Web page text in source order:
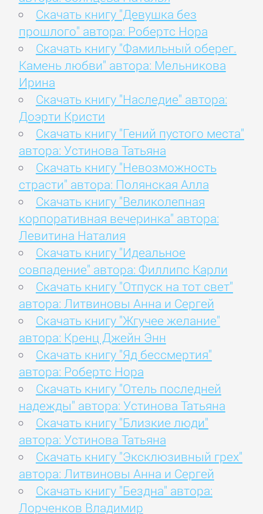
Скачать книгу "Девушка без
прошлого" автора: Робертс Нора
Скачать книгу "Фамильный оберег.
Камень любви" автора: Мельникова
Ирина
Скачать книгу "Наследие" автора:
Доэрти Кристи
Скачать книгу "Гений пустого места"
автора: Устинова Татьяна
Скачать книгу "Невозможность
страсти" автора: Полянская Алла
Скачать книгу "Великолепная
корпоративная вечеринка" автора:
Левитина Наталия
Скачать книгу "Идеальное
совпадение" автора: Филлипс Карли
Скачать книгу "Отпуск на тот свет"
автора: Литвиновы Анна и Сергей
Скачать книгу "Жгучее желание"
автора: Кренц Джейн Энн
Скачать книгу "Яд бессмертия"
автора: Робертс Нора
Скачать книгу "Отель последней
надежды" автора: Устинова Татьяна
Скачать книгу "Близкие люди"
автора: Устинова Татьяна
Скачать книгу "Эксклюзивный грех"
автора: Литвиновы Анна и Сергей
Скачать книгу "Бездна" автора:
Лорченков Владимир